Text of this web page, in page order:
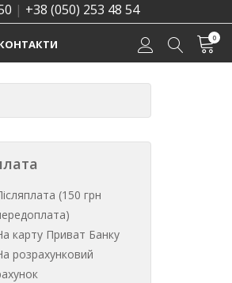
| +38 (050) 253 48 54
0
(150 грн
карту Приват Банку
розрахунковий